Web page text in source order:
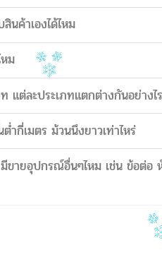
นค้าเองได้ไหม
ม
แต่ละประเภทแตกต่างกันอย่างไร
กี่เมตร ม้วนนึงยาวเท่าไหร่
ขายอุปกรณ์อื่นๆไหม เช่น ข้อต่อ